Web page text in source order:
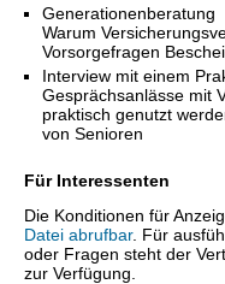
Generationenberatung
Warum
Vorsorgefragen
Interview mit einem
Gesprächsanlässe mit
praktisch genutzt
von Senioren
Für Interessenten
Die Konditionen für
Datei abrufbar. Für
oder Fragen steht der
zur Verfügung.